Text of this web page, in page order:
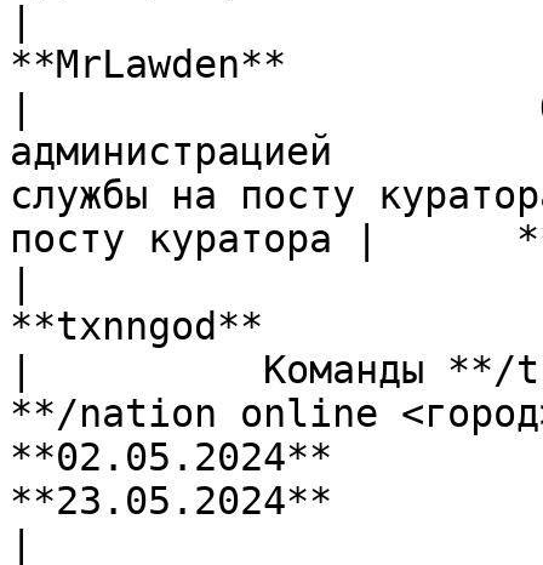
**MrLawden**
|
администрацией
службы на посту
посту куратора |
**txnngod**
|          Команды **/t
**/nation online
**02.05.2024**
**23.05.2024**